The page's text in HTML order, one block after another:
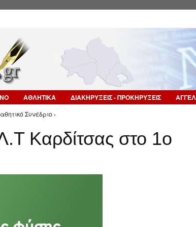
ΑΘΛΗΤΙΚΑ ΔΙΑΚΗΡΥΞΕΙΣ - ΠΡΟΚΗΡΥΞΕΙΣ
Συνέδριο ›
Καρδίτσας στο 1ο